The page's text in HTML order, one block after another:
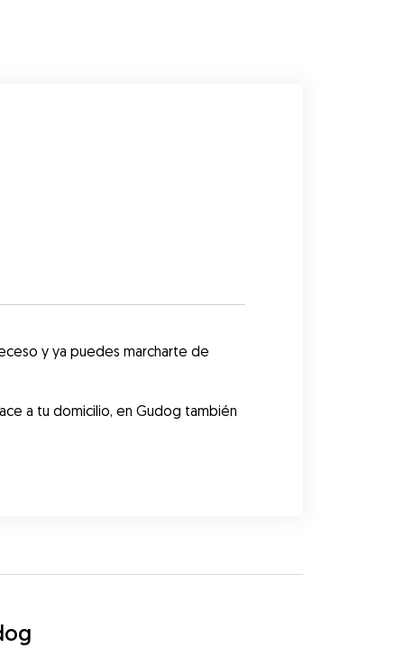
y ya puedes marcharte de
a tu domicilio, en Gudog también